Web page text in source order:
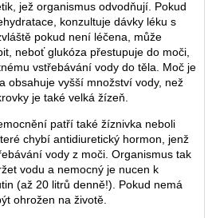
jež organismus odvodňují. Pokud
konzultuje dávky léku s
pokud není léčena, může
neboť glukóza přestupuje do moči,
vstřebávání vody do těla. Moč je
obsahuje vyšší množství vody, než
je také velká žízeň.
patří také žíznivka neboli
chybí antidiuretický hormon, jenž
vody z moči. Organismus tak
vodu a nemocný je nucen k
(až 20 litrů denně!). Pokud nemá
ohrožen na životě.